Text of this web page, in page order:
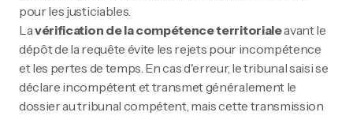
pour les justiciables.
Lavérification de la compétence territorialeavant le
dépôt de la requête évite les rejets pour incompétence
et les pertes de temps. En cas d'erreur, le tribunal saisi se
déclare incompétent et transmet généralement le
dossier au tribunal compétent, mais cette transmission